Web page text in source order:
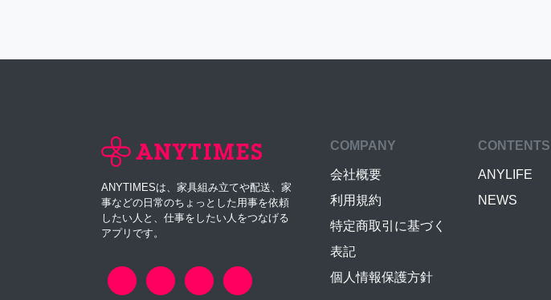
ANYTIMESは、家具組み立てや配送、家
事などの日常のちょっとした用事を依頼
したい人と、仕事をしたい人をつなげる
アプリです。
COMPANY
会社概要
利用規約
特定商取引に基づく
表記
個人情報保護方針
CONTENTS
ANYLIFE
NEWS